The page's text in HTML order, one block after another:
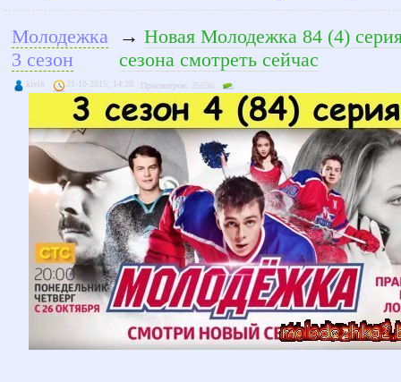
Молодежка
3 сезон
→ Новая Молодежка 84 (4)
сезона смотреть сейчас
kivik 21-10-2015, 14:28 Просмотров: 25536